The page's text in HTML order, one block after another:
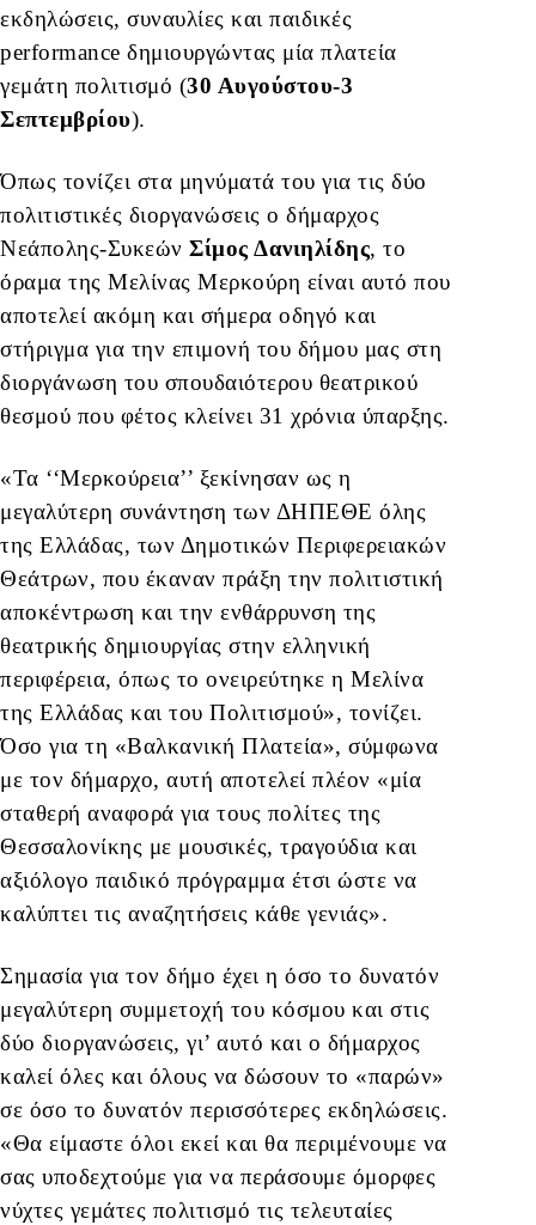
εκδηλώσεις, συναυλίες και παιδικές
performance δημιουργώντας μία πλατεία
γεμάτη πολιτισμό (30 Αυγούστου-3
Σεπτεμβρίου).
Όπως τονίζει στα μηνύματά του για τις δύο
πολιτιστικές διοργανώσεις ο δήμαρχος
Νεάπολης-Συκεών Σίμος Δανιηλίδης, το
όραμα της Μελίνας Μερκούρη είναι αυτό που
αποτελεί ακόμη και σήμερα οδηγό και
στήριγμα για την επιμονή του δήμου μας στη
διοργάνωση του σπουδαιότερου θεατρικού
θεσμού που φέτος κλείνει 31 χρόνια ύπαρξης.
«Τα ‘‘Μερκούρεια’’ ξεκίνησαν ως η
μεγαλύτερη συνάντηση των ΔΗΠΕΘΕ όλης
της Ελλάδας, των Δημοτικών Περιφερειακών
Θεάτρων, που έκαναν πράξη την πολιτιστική
αποκέντρωση και την ενθάρρυνση της
θεατρικής δημιουργίας στην ελληνική
περιφέρεια, όπως το ονειρεύτηκε η Μελίνα
της Ελλάδας και του Πολιτισμού», τονίζει.
Όσο για τη «Βαλκανική Πλατεία», σύμφωνα
με τον δήμαρχο, αυτή αποτελεί πλέον «μία
σταθερή αναφορά για τους πολίτες της
Θεσσαλονίκης με μουσικές, τραγούδια και
αξιόλογο παιδικό πρόγραμμα έτσι ώστε να
καλύπτει τις αναζητήσεις κάθε γενιάς».
Σημασία για τον δήμο έχει η όσο το δυνατόν
μεγαλύτερη συμμετοχή του κόσμου και στις
δύο διοργανώσεις, γι’ αυτό και ο δήμαρχος
καλεί όλες και όλους να δώσουν το «παρών»
σε όσο το δυνατόν περισσότερες εκδηλώσεις.
«Θα είμαστε όλοι εκεί και θα περιμένουμε να
σας υποδεχτούμε για να περάσουμε όμορφες
νύχτες γεμάτες πολιτισμό τις τελευταίες